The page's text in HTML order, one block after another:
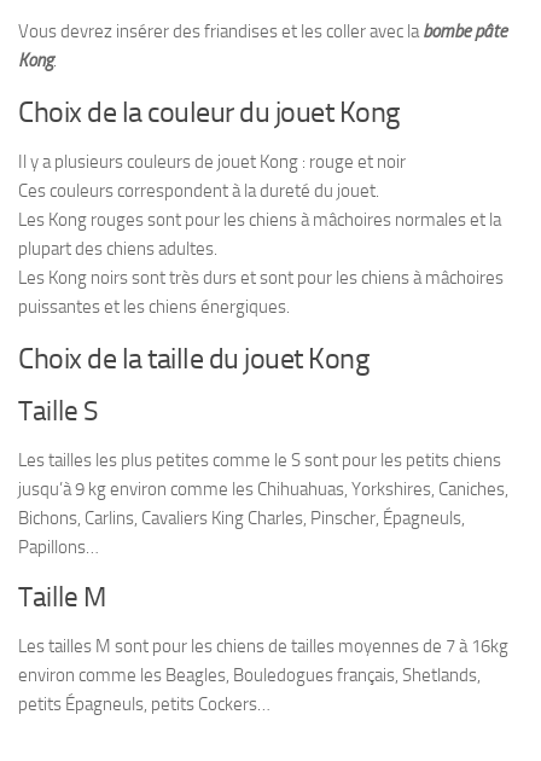
Vous devrez insérer des friandises et les coller avec labombe pâte
Kong.
Choix de la couleur du jouet Kong
Il y a plusieurs couleurs de jouet Kong : rouge et noir
Ces couleurs correspondent à la dureté du jouet.
Les Kong rouges sont pour les chiens à mâchoires normales et la
plupart des chiens adultes.
Les Kong noirs sont très durs et sont pour les chiens à mâchoires
puissantes et les chiens énergiques.
Choix de la taille du jouet Kong
Taille S
Les tailles les plus petites comme le S sont pour les petits chiens
jusqu’à 9 kg environ comme les Chihuahuas, Yorkshires, Caniches,
Bichons, Carlins, Cavaliers King Charles, Pinscher, Épagneuls,
Papillons…
Taille M
Les tailles M sont pour les chiens de tailles moyennes de 7 à 16kg
environ comme les Beagles, Bouledogues français, Shetlands,
petits Épagneuls, petits Cockers…